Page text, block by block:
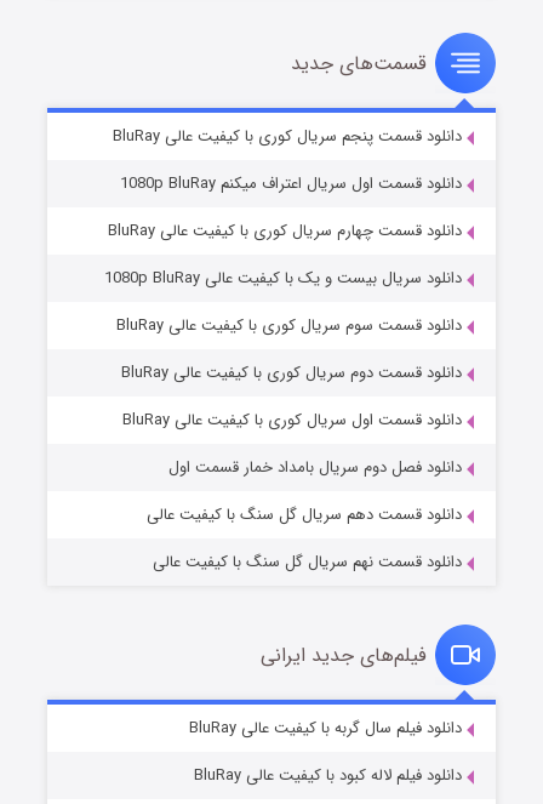
قسمت۸ (زیرنویس) منتشر شد
عملیات آپارتمان
قسمت۲ (زیرنویس) منتشر شد
قسمت۲ (زیرنویس) منتشر شد
قسمت‌های جدید
دانلود قسمت پنجم سریال کوری با کیفیت عالی BluRay
دانلود قسمت اول سریال اعتراف میکنم 1080p BluRay
دانلود قسمت چهارم سریال کوری با کیفیت عالی BluRay
دانلود سریال بیست و یک با کیفیت عالی 1080p BluRay
دانلود قسمت سوم سریال کوری با کیفیت عالی BluRay
دانلود قسمت دوم سریال کوری با کیفیت عالی BluRay
دانلود قسمت اول سریال کوری با کیفیت عالی BluRay
دانلود فصل دوم سریال بامداد خمار قسمت اول
دانلود قسمت دهم سریال گل سنگ با کیفیت عالی
دانلود قسمت نهم سریال گل سنگ با کیفیت عالی
فیلم‌های جدید ایرانی
دانلود فیلم سال گربه با کیفیت عالی BluRay
دانلود فیلم لاله کبود با کیفیت عالی BluRay